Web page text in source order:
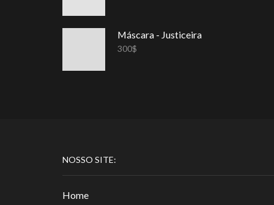
Máscara - Justiceira
300$
NOSSO SITE:
Home